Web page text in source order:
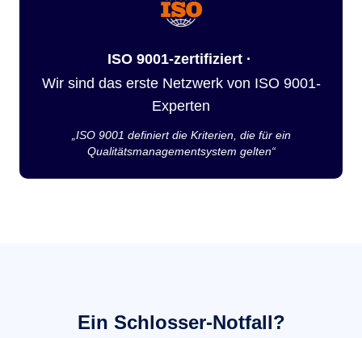
ISO 9001-zertifiziert ·
Wir sind das erste Netzwerk von ISO 9001-
Experten
„ISO 9001 definiert die Kriterien, die für ein
Qualitätsmanagementsystem gelten“
Ein Schlosser-Notfall?